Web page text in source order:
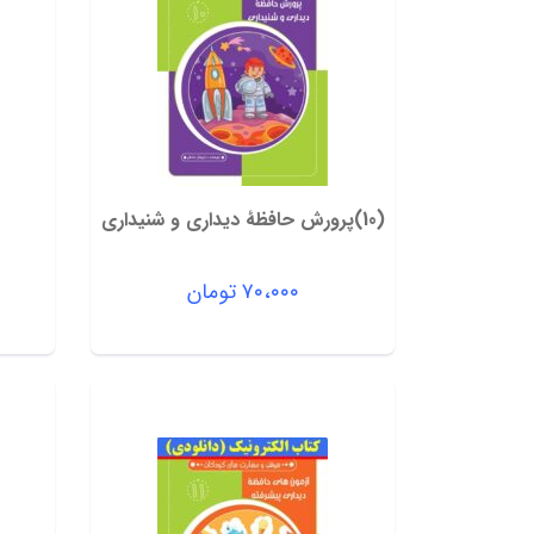
(10)پرورش حافظۀ دیداری و شنیداری
۷۰،۰۰۰تومان